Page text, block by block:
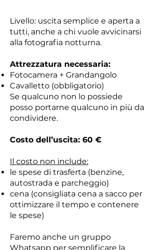
Livello: uscita semplice e aperta a
tutti, anche a chi vuole avvicinarsi
alla fotografia notturna.
Attrezzatura necessaria:
Fotocamera + Grandangolo
Cavalletto (obbligatorio)
Se qualcuno non lo possiede
posso portarne qualcuno in più da
condividere.
Costo dell’uscita: 60 €
Il costo non include:
le spese di trasferta (benzine,
autostrada e parcheggio)
cena (consigliata cena a sacco per
ottimizzare il tempo e contenere
le spese)
Faremo anche un gruppo
Whatsapp per semplificare la